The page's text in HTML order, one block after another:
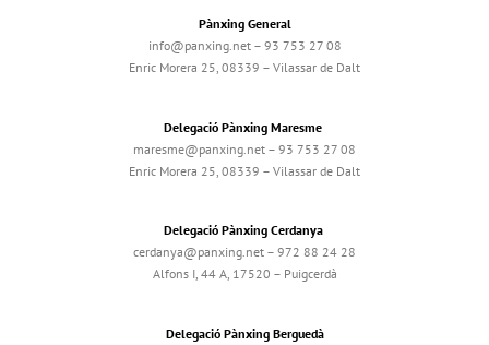
Pànxing General
info@panxing.net – 93 753 27 08
Enric Morera 25, 08339 – Vilassar de Dalt
Delegació Pànxing Maresme
maresme@panxing.net – 93 753 27 08
Enric Morera 25, 08339 – Vilassar de Dalt
Delegació Pànxing Cerdanya
cerdanya@panxing.net – 972 88 24 28
Alfons I, 44 A, 17520 – Puigcerdà
Delegació Pànxing Berguedà